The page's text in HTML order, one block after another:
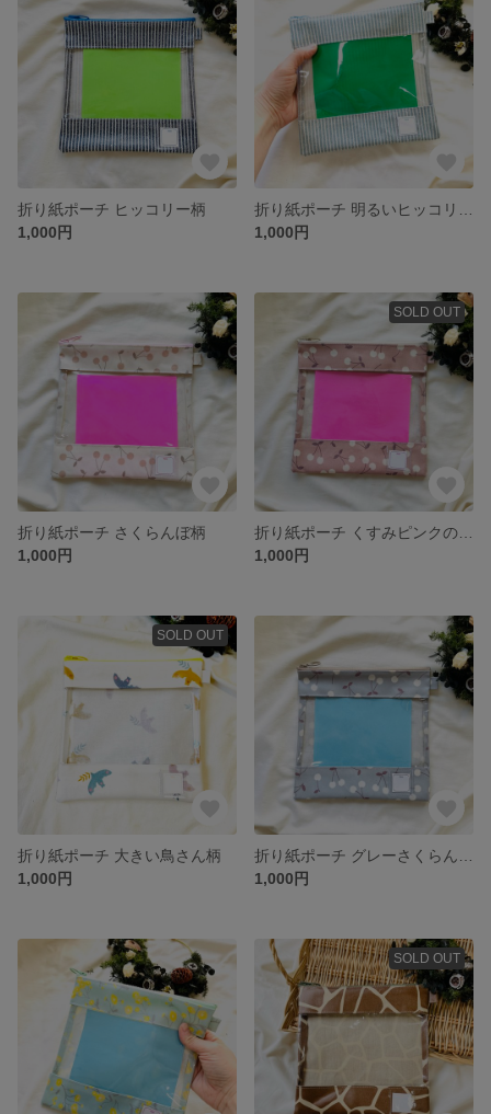
折り紙ポーチ ヒッコリー柄
1,000円
1,000円
折り紙ポーチ さくらんぼ柄
1,000円
SOLD OUT
1,000円
SOLD OUT
折り紙ポーチ 大きい鳥さん柄
1,000円
1,000円
SOLD OUT